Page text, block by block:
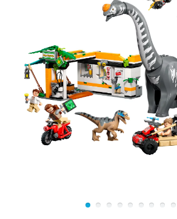
другие аксессуары. В левой части
установлен инкубатор с яйцами и
клешня для их переноса. В
располагается главный компьютер
высвечивается вся важная
парка. Правая часть лаборатории
клеткой для трицератопса, где есть
водой. А с помощью специального
его нажатии, часть стеклянной
сторону, что позволяет выбраться
С обратной стороны лаборатории